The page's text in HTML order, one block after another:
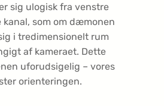
sig ulogisk fra venstre
kanal, som om dæmonen
i tredimensionelt rum
af kameraet. Dette
uforudsigelig – vores
orienteringen.